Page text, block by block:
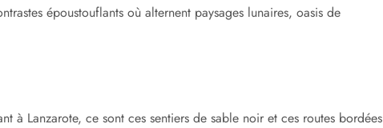
époustouflants où alternent paysages lunaires, oasis de
à Lanzarote, ce sont ces sentiers de sable noir et ces routes bordées